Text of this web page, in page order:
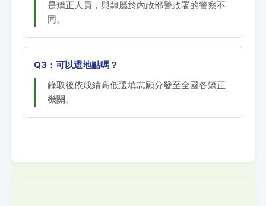
是矯正人員，與隸屬於內政部警政署的警察不
同。
Q3：可以選地點嗎？
錄取後依成績高低選填志願分發至全國各矯正
機關。